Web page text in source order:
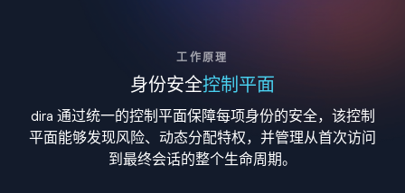
工作原理
身份安全控制平面
dira 通过统一的控制平面保障每项身份的安全，该控制
平面能够发现风险、动态分配特权，并管理从首次访问
到最终会话的整个生命周期。